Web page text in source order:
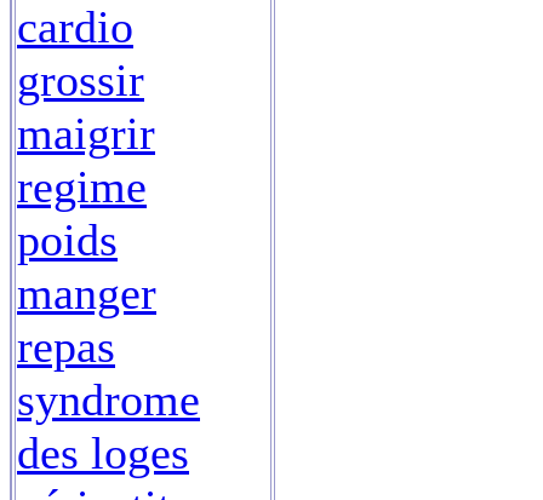
cardio
grossir
maigrir
regime
poids
manger
repas
syndrome
des loges